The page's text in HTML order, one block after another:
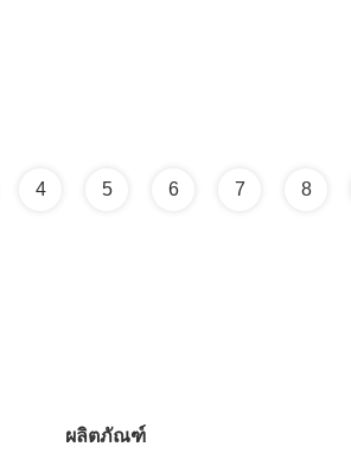
4 5 6 7 8
ผลิตภัณฑ์